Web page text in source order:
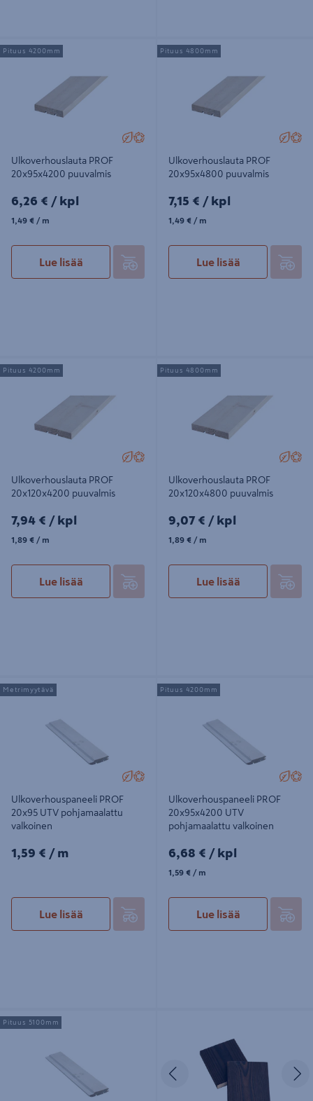
Ulkoverhouslauta PROF
20x95x4200 puuvalmis
Ulkoverhouslauta PROF
20x95x4200 puuvalmis
6,26€/kpl
6,26 € / kpl
1,49€/m
1,49 € / m
Lue lisää
Pituus 4200mm
Ulkoverhouslauta PROF
20x95x4800 puuvalmis
Ulkoverhouslauta PROF
20x95x4800 puuvalmis
7,15€/kpl
7,15 € / kpl
1,49€/m
1,49 € / m
Lue lisää
Pituus 4800mm
Ulkoverhouslauta PROF
20x120x4200 puuvalmis
Ulkoverhouslauta PROF
20x120x4200 puuvalmis
7,94€/kpl
7,94 € / kpl
1,89€/m
1,89 € / m
Lue lisää
Pituus 4200mm
Ulkoverhouslauta PROF
20x120x4800 puuvalmis
Ulkoverhouslauta PROF
20x120x4800 puuvalmis
9,07€/kpl
9,07 € / kpl
1,89€/m
1,89 € / m
Lue lisää
Pituus 4800mm
Ulkoverhouspaneeli PROF 20x95
UTV pohjamaalattu valkoinen
Ulkoverhouspaneeli PROF
20x95 UTV pohjamaalattu
valkoinen
1,59€/m
1,59 € / m
Lue lisää
Metrimyytävä
Ulkoverhouspaneeli PROF
20x95x4200 UTV pohjamaalattu
Ulkoverhouspaneeli PROF
20x95x4200 UTV
pohjamaalattu valkoinen
6,68€/kpl
6,68 € / kpl
1,59€/m
1,59 € / m
Lue lisää
Pituus 4200mm
Ulkoverhouspaneeli PROF
20x95x5100 UTV pohjamaalaalattu
Pituus 5100mm
Edellinen